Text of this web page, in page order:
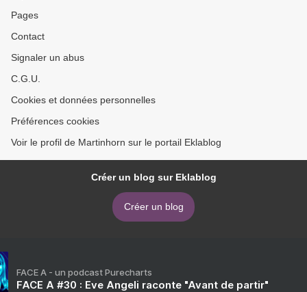
Pages
Contact
Signaler un abus
C.G.U.
Cookies et données personnelles
Préférences cookies
Voir le profil de Martinhorn sur le portail Eklablog
Créer un blog sur Eklablog
Créer un blog
FACE A - un podcast Purecharts
FACE A #30 : Eve Angeli raconte "Avant de partir"